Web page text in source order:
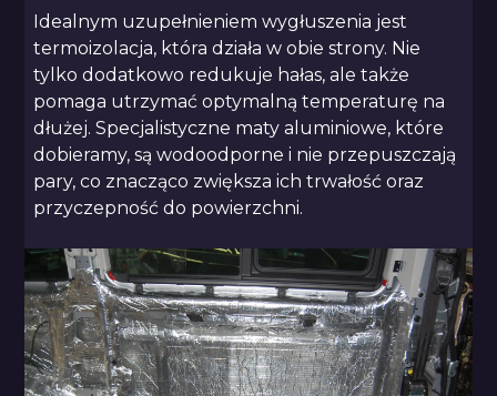
Idealnym uzupełnieniem wygłuszenia jest
termoizolacja, która działa w obie strony. Nie
tylko dodatkowo redukuje hałas, ale także
pomaga utrzymać optymalną temperaturę na
dłużej. Specjalistyczne maty aluminiowe, które
dobieramy, są wodoodporne i nie przepuszczają
pary, co znacząco zwiększa ich trwałość oraz
przyczepność do powierzchni.